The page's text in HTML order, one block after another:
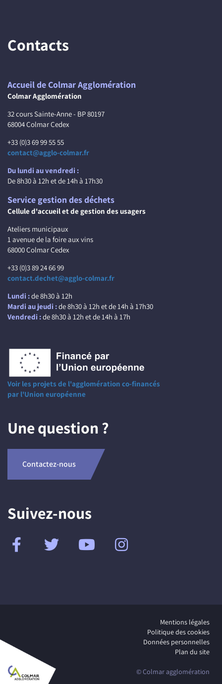
Contacts
Accueil de Colmar Agglomération
Colmar Agglomération
32 cours Sainte-Anne - BP 80197
68004 Colmar Cedex
+33 (0)3 69 99 55 55
contact@agglo-colmar.fr
Du lundi au vendredi :
De 8h30 à 12h et de 14h à 17h30
Service gestion des déchets
Cellule d'accueil et de gestion des usagers
Ateliers municipaux
1 avenue de la foire aux vins
68000 Colmar Cedex
+33 (0)3 89 24 66 99
contact.dechet@agglo-colmar.fr
Lundi :de 8h30 à 12h
Mardi au jeudi :de 8h30 à 12h et de 14h à 17h30
Vendredi :de 8h30 à 12h et de 14h à 17h
Voir les projets de l'agglomération co-financés
par l'Union européenne
Une question ?
Contactez-nous
Suivez-nous
Mentions légales
Politique des cookies
Données personnelles
Plan du site
© Colmar agglomération